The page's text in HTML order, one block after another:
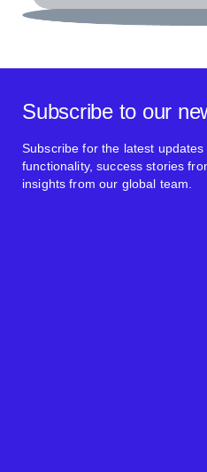
Subscribe to our
Subscribe for the latest
functionality, success stories
insights from our global team.